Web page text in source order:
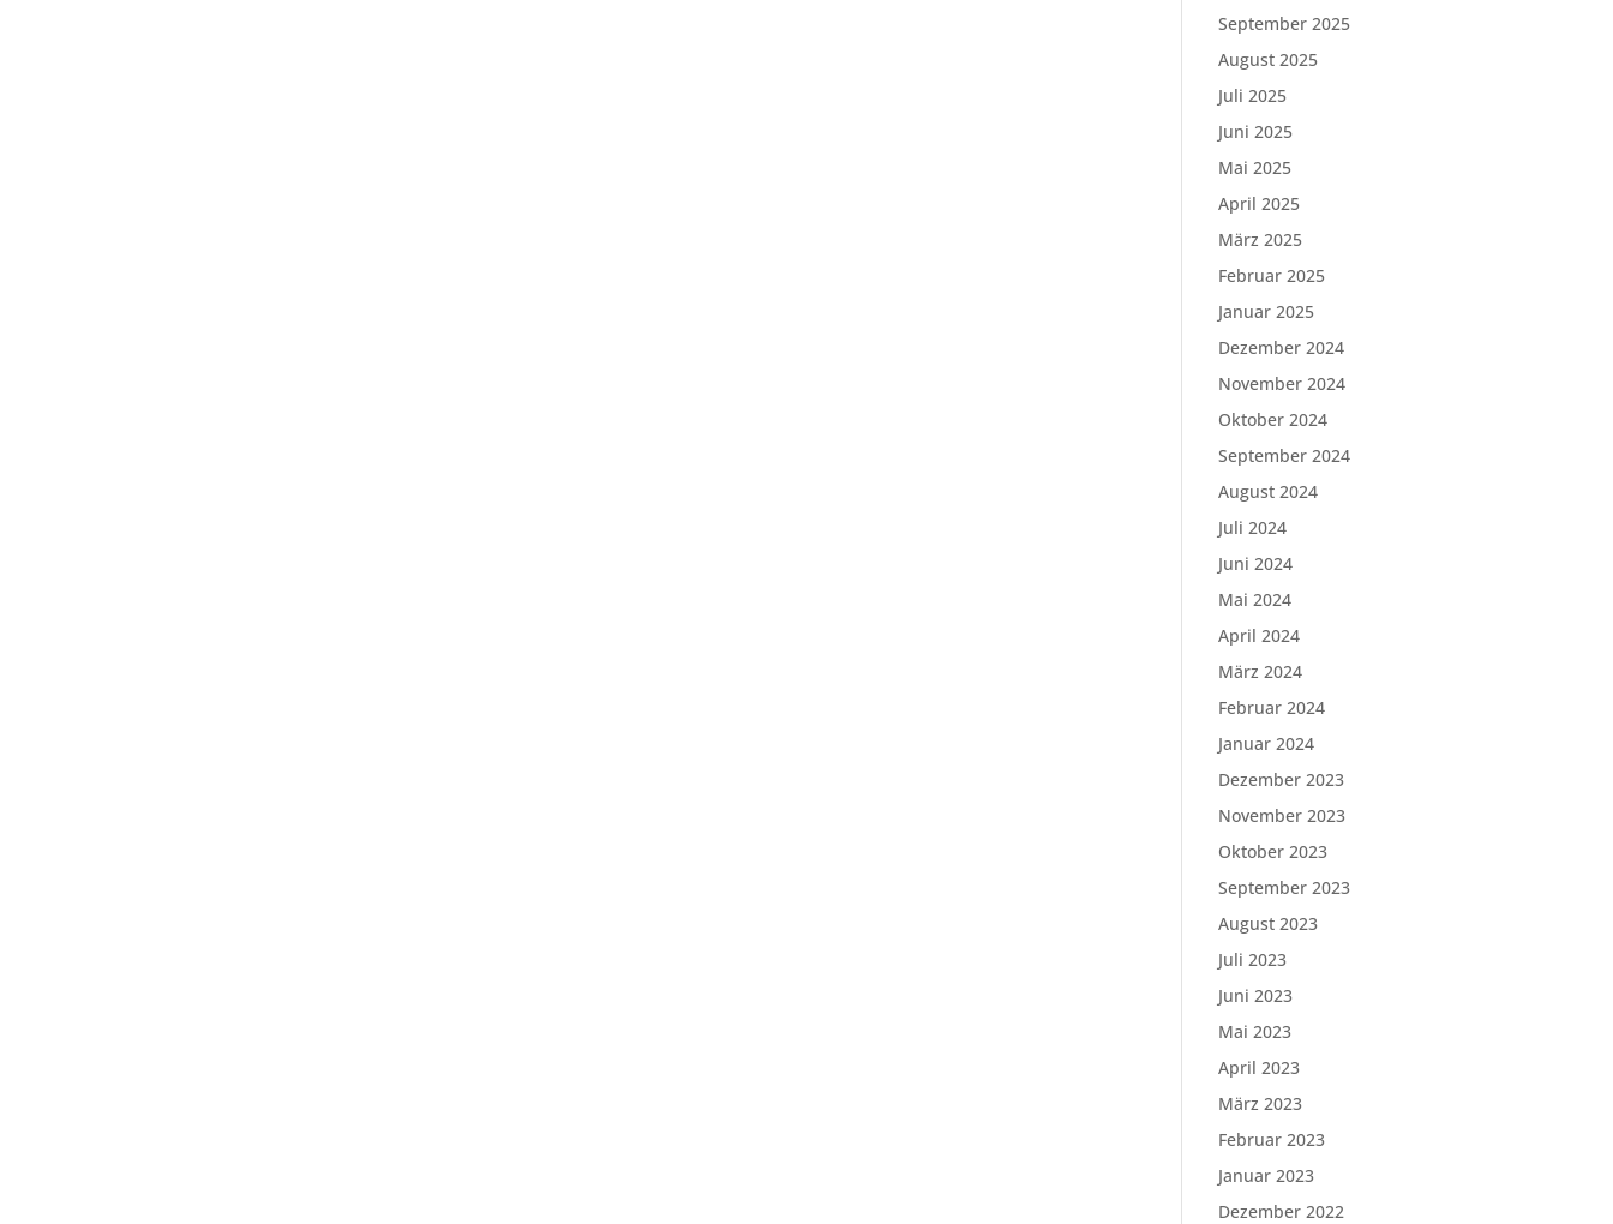
September 2025
August 2025
Juli 2025
Juni 2025
Mai 2025
April 2025
März 2025
Februar 2025
Januar 2025
Dezember 2024
November 2024
Oktober 2024
September 2024
August 2024
Juli 2024
Juni 2024
Mai 2024
April 2024
März 2024
Februar 2024
Januar 2024
Dezember 2023
November 2023
Oktober 2023
September 2023
August 2023
Juli 2023
Juni 2023
Mai 2023
April 2023
März 2023
Februar 2023
Januar 2023
Dezember 2022